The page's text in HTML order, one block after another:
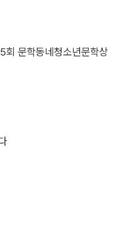
회 문학동네청소년문학상